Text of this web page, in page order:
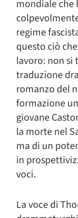
mondiale che
regime
questo ciò
lavoro: non si
traduzione
romanzo del
formazione
giovane
la morte nel
ma di un
in
voci.
La voce di